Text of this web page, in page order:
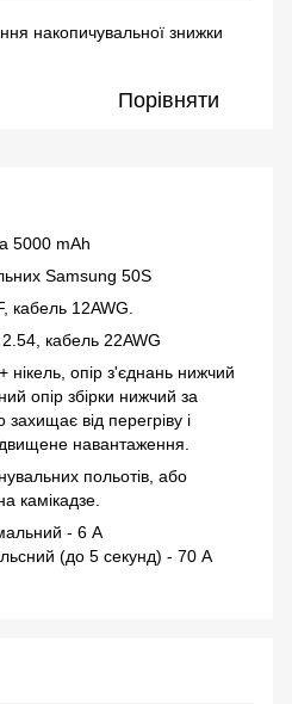
накопичувальної знижки
Порівняти
5000 mAh
Samsung 50S
кабель 12AWG.
кабель 22AWG
нікель, опір з'єднань нижчий
опір збірки нижчий за
від перегріву і
навантаження.
польотів, або
камікадзе.
- 6 А
(до 5 секунд) - 70 А